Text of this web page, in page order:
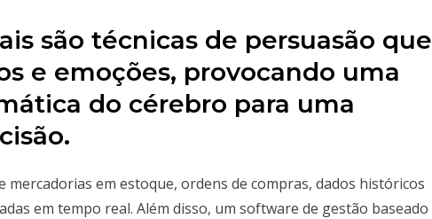
são técnicas de persuasão que
e emoções, provocando uma
do cérebro para uma
mercadorias em estoque, ordens de compras, dados históricos
em tempo real. Além disso, um software de gestão baseado